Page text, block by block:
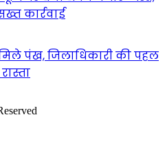
कार्रवाई
मिले पंख, जिलाधिकारी की पहल